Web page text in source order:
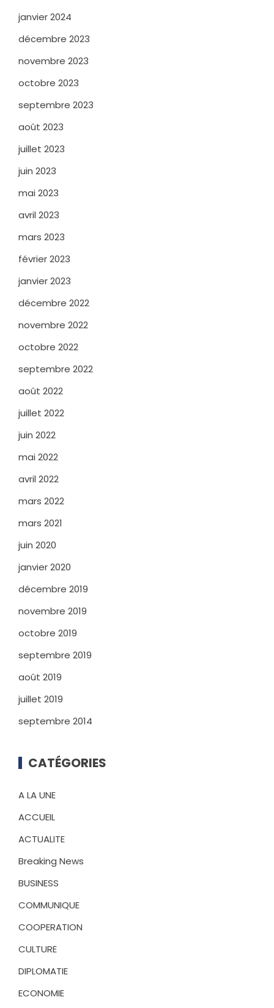
janvier 2024
décembre 2023
novembre 2023
octobre 2023
septembre 2023
août 2023
juillet 2023
juin 2023
mai 2023
avril 2023
mars 2023
février 2023
janvier 2023
décembre 2022
novembre 2022
octobre 2022
septembre 2022
août 2022
juillet 2022
juin 2022
mai 2022
avril 2022
mars 2022
mars 2021
juin 2020
janvier 2020
décembre 2019
novembre 2019
octobre 2019
septembre 2019
août 2019
juillet 2019
septembre 2014
CATÉGORIES
A LA UNE
ACCUEIL
ACTUALITE
Breaking News
BUSINESS
COMMUNIQUE
COOPERATION
CULTURE
DIPLOMATIE
ECONOMIE